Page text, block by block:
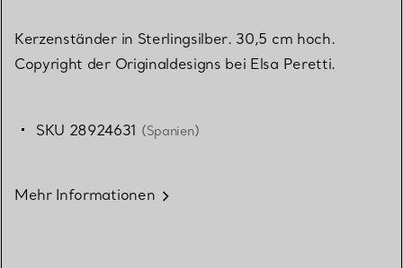
Kerzenständer in Sterlingsilber. 30,5 cm hoch.
Copyright der Originaldesigns bei Elsa Peretti.
SKU 28924631 (Spanien)
Mehr Informationen